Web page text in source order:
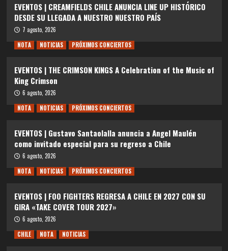
EVENTOS | CREAMFIELDS CHILE ANUNCIA LINE UP HISTÓRICO
DESDE SU LLEGADA A NUESTRO NUESTRO PAÍS
7 agosto, 2026
NOTA
NOTICIAS PRÓXIMOS CONCIERTOS
EVENTOS | THE CRIMSON KINGS A Celebration of the Music of
King Crimson
6 agosto, 2026
NOTA
NOTICIAS PRÓXIMOS CONCIERTOS
EVENTOS | Gustavo Santaolalla anuncia a Angel Maulén
como invitado especial para su regreso a Chile
6 agosto, 2026
NOTA
NOTICIAS PRÓXIMOS CONCIERTOS
EVENTOS | FOO FIGHTERS REGRESA A CHILE EN 2027 CON SU
GIRA «TAKE COVER TOUR 2027»
6 agosto, 2026
CHILE
NOTA NOTICIAS